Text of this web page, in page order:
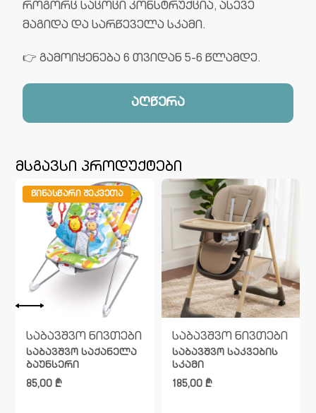
როგორც საცოცი კონსტრუქცია, ასევე
მაგიდა და სარწეველა სკამი.
👉 გამოიყენება 6 თვიდან 5-6 წლამდე.
აღწერა
მსგავსი პროდუქტები
ᲬᲘᲜᲐᲡᲬᲐᲠᲘ ᲨᲔᲙᲕᲔᲗᲐ
საბავშვო ნივთები
საბავშვო საქანელა
ბაუნსერი
85,00 ₾
საბავშვო ნივთები
საბავშვო საკვების
სკამი
185,00 ₾